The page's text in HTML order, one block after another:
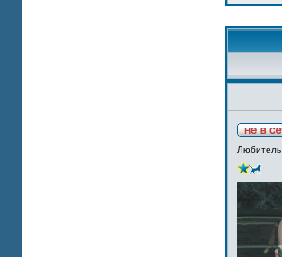
Любитель